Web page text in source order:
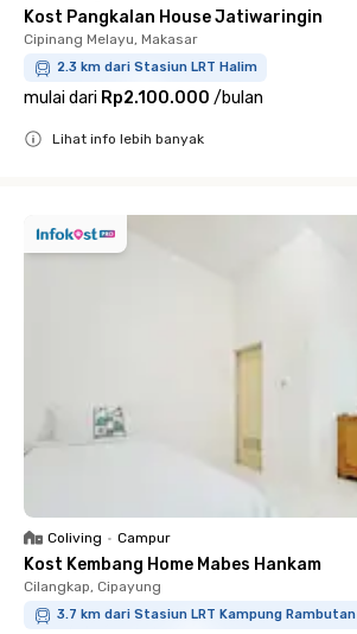
Kost Pangkalan House Jatiwaringin
Cipinang Melayu, Makasar
2.3 km dari Stasiun LRT Halim
mulai dari Rp2.100.000 /bulan
Lihat info lebih banyak
Coliving • Campur
Kost Kembang Home Mabes Hankam
Cilangkap, Cipayung
3.7 km dari Stasiun LRT Kampung Rambutan